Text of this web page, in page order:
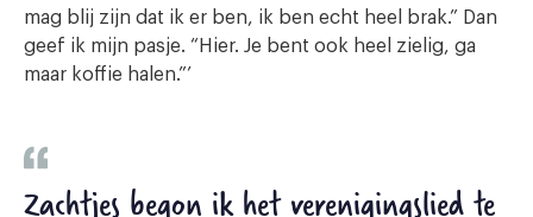
mag blij zijn dat ik er ben, ik ben echt heel brak.” Dan
geef ik mijn pasje. “Hier. Je bent ook heel zielig, ga
maar koffie halen.”’
Zachtjes begon ik het verenigingslied te